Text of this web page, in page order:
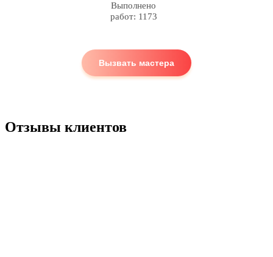
Выполнено
работ: 1173
Вызвать мастера
Отзывы клиентов